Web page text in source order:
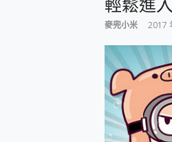
輕鬆進
麥兜小米 2017